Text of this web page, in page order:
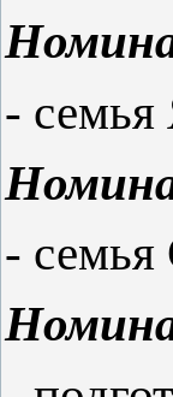
- семья
- семья